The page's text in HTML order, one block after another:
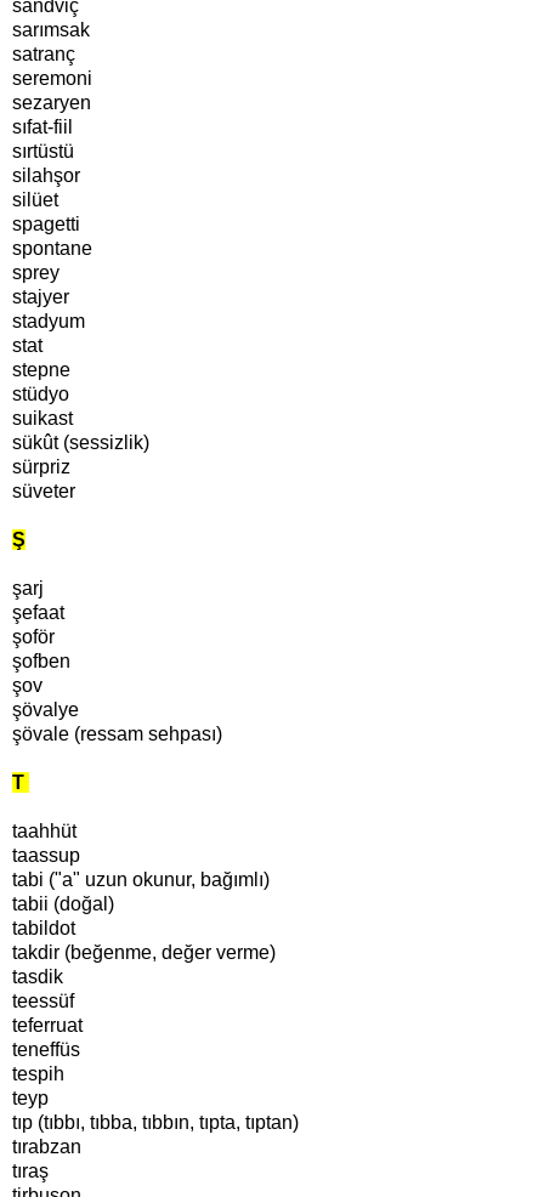
sandviç
sarımsak
satranç
seremoni
sezaryen
sıfat-fiil
sırtüstü
silahşor
silüet
spagetti
spontane
sprey
stajyer
stadyum
stat
stepne
stüdyo
suikast
sükût (sessizlik)
sürpriz
süveter
Ş
şarj
şefaat
şoför
şofben
şov
şövalye
şövale (ressam sehpası)
T
taahhüt
taassup
tabi ("a" uzun okunur, bağımlı)
tabii (doğal)
tabildot
takdir (beğenme, değer verme)
tasdik
teessüf
teferruat
teneffüs
tespih
teyp
tıp (tıbbı, tıbba, tıbbın, tıpta, tıptan)
tırabzan
tıraş